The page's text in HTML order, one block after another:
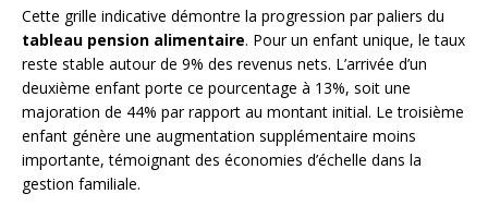
Cette grille indicative démontre la progression par paliers du
tableau pension alimentaire. Pour un enfant unique, le taux
reste stable autour de 9% des revenus nets. L’arrivée d’un
deuxième enfant porte ce pourcentage à 13%, soit une
majoration de 44% par rapport au montant initial. Le troisième
enfant génère une augmentation supplémentaire moins
importante, témoignant des économies d’échelle dans la
gestion familiale.